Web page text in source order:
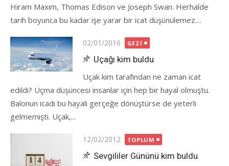
Hiram Maxim, Thomas Edison ve Joseph Swan. Herhalde
tarih boyunca bu kadar işe yarar bir icat düşünülemez....
Posted
on
02/01/2016 GEZI
Uçağı kim buldu
Uçak kim tarafından ne zaman icat
edildi? Uçma düşüncesi insanlar için hep bir hayal olmuştu.
Balonun icadı bu hayali gerçeğe dönüştürse de yeterli
gelmemişti. Uçak,...
Posted
on
12/02/2012 TOPLUM
Sevgililer Gününü kim buldu